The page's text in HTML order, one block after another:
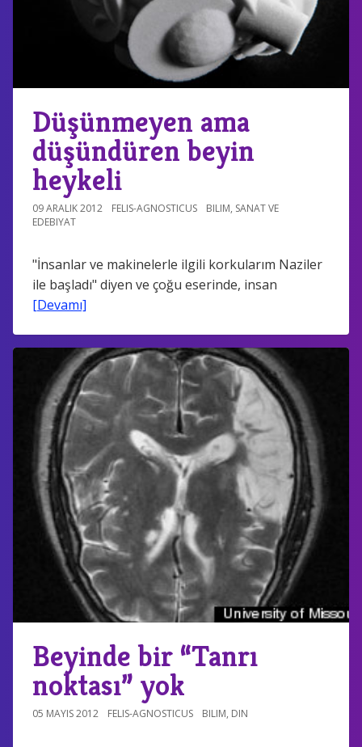
Düşünmeyen ama
düşündüren beyin
heykeli
09 ARALIK 2012 FELIS-AGNOSTICUS BILIM, SANAT VE
EDEBIYAT
"İnsanlar ve makinelerle ilgili korkularım Naziler
ile başladı" diyen ve çoğu eserinde, insan
[Devamı]
Beyinde bir “Tanrı
noktası” yok
05 MAYIS 2012 FELIS-AGNOSTICUS BILIM, DIN